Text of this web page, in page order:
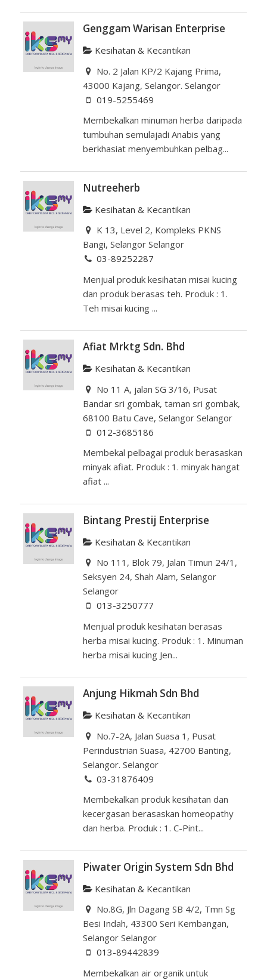
Genggam Warisan Enterprise
Kesihatan & Kecantikan
No. 2 Jalan KP/2 Kajang Prima,
43000 Kajang, Selangor. Selangor
019-5255469
Membekalkan minuman herba daripada
tumbuhan semulajadi Anabis yang
berkhasiat menyembuhkan pelbag...
Nutreeherb
Kesihatan & Kecantikan
K 13, Level 2, Kompleks PKNS
Bangi, Selangor Selangor
03-89252287
Menjual produk kesihatan misai kucing
dan produk berasas teh. Produk : 1.
Teh misai kucing ...
Afiat Mrktg Sdn. Bhd
Kesihatan & Kecantikan
No 11 A, jalan SG 3/16, Pusat
Bandar sri gombak, taman sri gombak,
68100 Batu Cave, Selangor Selangor
012-3685186
Membekal pelbagai produk berasaskan
minyak afiat. Produk : 1. minyak hangat
afiat ...
Bintang Prestij Enterprise
Kesihatan & Kecantikan
No 111, Blok 79, Jalan Timun 24/1,
Seksyen 24, Shah Alam, Selangor
Selangor
013-3250777
Menjual produk kesihatan berasas
herba misai kucing. Produk : 1. Minuman
herba misai kucing Jen...
Anjung Hikmah Sdn Bhd
Kesihatan & Kecantikan
No.7-2A, Jalan Suasa 1, Pusat
Perindustrian Suasa, 42700 Banting,
Selangor. Selangor
03-31876409
Membekalkan produk kesihatan dan
kecergasan berasaskan homeopathy
dan herba. Produk : 1. C-Pint...
Piwater Origin System Sdn Bhd
Kesihatan & Kecantikan
No.8G, Jln Dagang SB 4/2, Tmn Sg
Besi Indah, 43300 Seri Kembangan,
Selangor Selangor
013-89442839
Membekalkan air organik untuk